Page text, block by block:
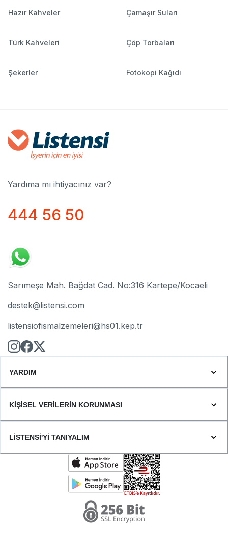
Hazır Kahveler Çamaşır Suları
Türk Kahveleri Çöp Torbaları
Şekerler Fotokopi Kağıdı
Yardıma mı ihtiyacınız var?
444 56 50
Sarımeşe Mah. Bağdat Cad. No:316 Kartepe/Kocaeli
destek@listensi.com
listensiofismalzemeleri@hs01.kep.tr
YARDIM
KİŞİSEL VERİLERİN KORUNMASI
LİSTENSİ'Yİ TANIYALIM